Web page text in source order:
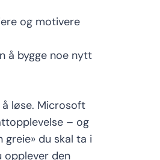
og motivere
å bygge noe nytt
løse. Microsoft
e– og
greie»du skal ta i
opplever den